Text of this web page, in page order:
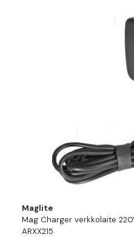
Maglite
Mag Charger verkkolaite
ARXX215